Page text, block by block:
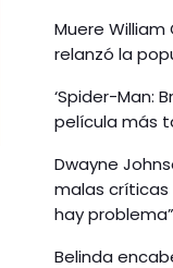
Muere
relanzó la
‘Spider-Man:
película más
Dwayne
malas críticas
hay problema”
Belinda